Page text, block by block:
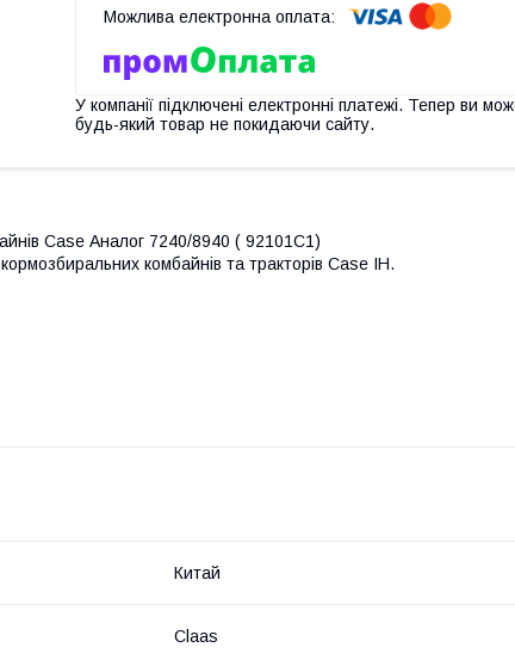
У компанії підключені електронні платежі. Тепер ви
будь-який товар не покидаючи сайту.
Case Аналог 7240/8940 ( 92101C1)
комбайнів та тракторів Case IH.
Китай
Claas